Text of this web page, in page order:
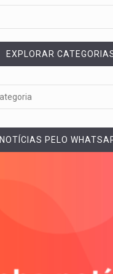
EXPLORAR
NOTÍCIAS PELO